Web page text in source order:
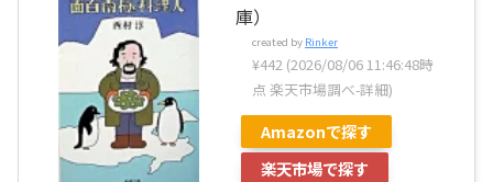
庫）
created by Rinker
¥442 (2026/08/06 11:46:48時
点 楽天市場調べ-詳細)
Amazonで探す
楽天市場で探す